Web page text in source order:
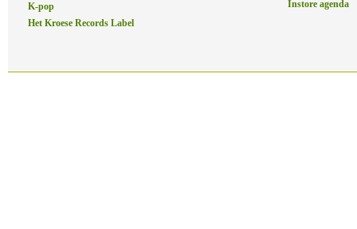
K-pop
Het Kroese Records Label
Instore agenda